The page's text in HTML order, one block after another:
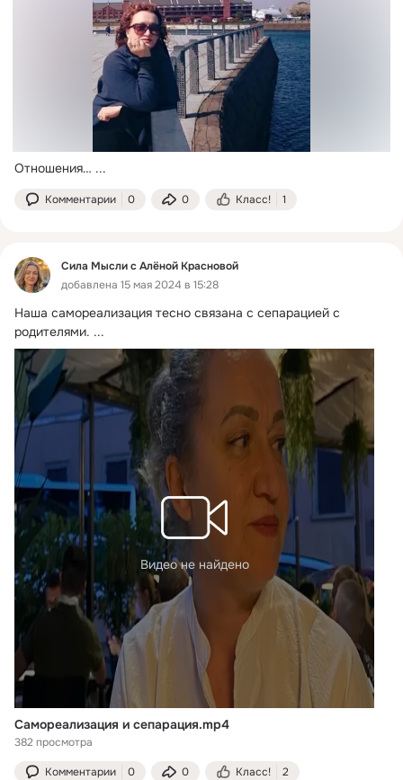
Отношения… ...
Комментарии 0 0 Класс! 1
Сила Мысли с Алёной Красновой
добавлена 15 мая 2024 в 15:28
Наша самореализация тесно связана с сепарацией с
родителями. ...
Видео не найдено
Самореализация и сепарация.mp4
382 просмотра
Комментарии 0 0 Класс! 2